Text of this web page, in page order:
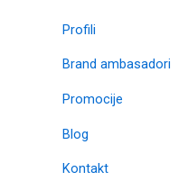
Profili
Brand ambasadori
Promocije
Blog
Kontakt